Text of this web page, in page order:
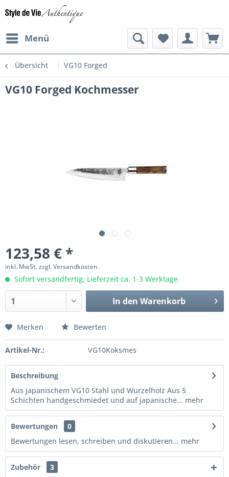
Menü
Übersicht VG10 Forged
VG10 Forged Kochmesser
123,58 € *
inkl. MwSt.zzgl. Versandkosten
Sofort versandfertig, Lieferzeit ca. 1-3 Werktage
In den Warenkorb
Merken Bewerten
Artikel-Nr.: VG10Koksmes
Beschreibung
Aus japanischem VG10 Stahl und Wurzelholz Aus 5
Schichten handgeschmiedet und auf japanische... mehr
Bewertungen
0
Bewertungen lesen, schreiben und diskutieren... mehr
Zubehör 3